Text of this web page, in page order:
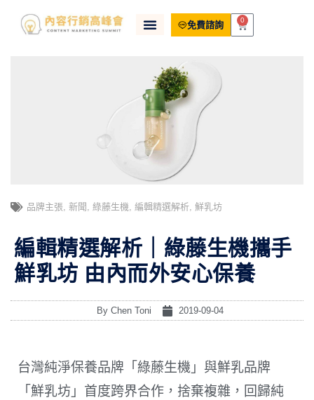
免費諮詢 0
品牌主張, 新聞 , 綠藤生機, 編輯精選解析, 鮮乳坊
編輯精選解析｜綠藤生機攜手
鮮乳坊 由內而外安心保養
ByChen Toni 2019-09-04
台灣純淨保養品牌「綠藤生機」與鮮乳品牌
「鮮乳坊」首度跨界合作，捨棄複雜，回歸純